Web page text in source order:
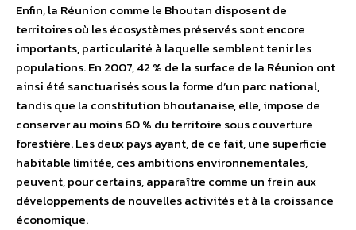
Enfin, la Réunion comme le Bhoutan disposent de
territoires où les écosystèmes préservés sont encore
importants, particularité à laquelle semblent tenir les
populations. En 2007, 42 % de la surface de la Réunion ont
ainsi été sanctuarisés sous la forme d’un parc national,
tandis que la constitution bhoutanaise, elle, impose de
conserver au moins 60 % du territoire sous couverture
forestière. Les deux pays ayant, de ce fait, une superficie
habitable limitée, ces ambitions environnementales,
peuvent, pour certains, apparaître comme un frein aux
développements de nouvelles activités et à la croissance
économique.